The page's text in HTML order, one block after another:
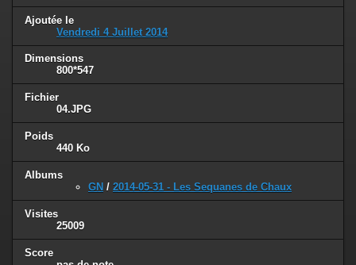
Ajoutée le
Vendredi 4 Juillet 2014
Dimensions
800*547
Fichier
04.JPG
Poids
440 Ko
Albums
GN / 2014-05-31 - Les Sequanes de Chaux
Visites
25009
Score